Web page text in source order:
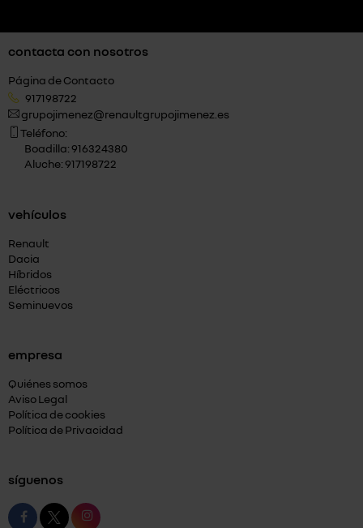
contacta con nosotros
Página de Contacto
917198722
grupojimenez@renaultgrupojimenez.es
Teléfono:
Boadilla: 916324380
Aluche: 917198722
vehículos
Renault
Dacia
Híbridos
Eléctricos
Seminuevos
empresa
Quiénes somos
Aviso Legal
Política de cookies
Política de Privacidad
síguenos